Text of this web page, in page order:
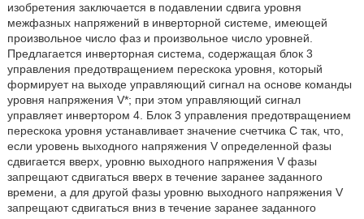
изобретения заключается в подавлении сдвига уровня
межфазных напряжений в инверторной системе, имеющей
произвольное число фаз и произвольное число уровней.
Предлагается инверторная система, содержащая блок 3
управления предотвращением перескока уровня, который
формирует на выходе управляющий сигнал на основе команды
уровня напряжения V*; при этом управляющий сигнал
управляет инвертором 4. Блок 3 управления предотвращением
перескока уровня устанавливает значение счетчика С так, что,
если уровень выходного напряжения V определенной фазы
сдвигается вверх, уровню выходного напряжения V фазы
запрещают сдвигаться вверх в течение заранее заданного
времени, а для другой фазы уровню выходного напряжения V
запрещают сдвигаться вниз в течение заранее заданного